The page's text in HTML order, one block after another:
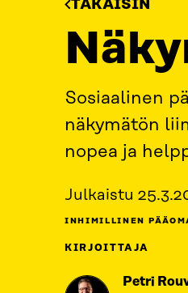
TAKAISIN
Sosiaalinen
näkymätön
nopea ja
Julkaistu
INHIMILLINEN
KIRJOITTAJA
Petri